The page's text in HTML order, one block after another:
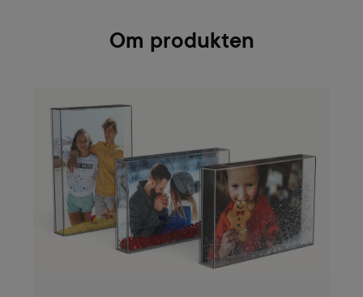
Om produkten